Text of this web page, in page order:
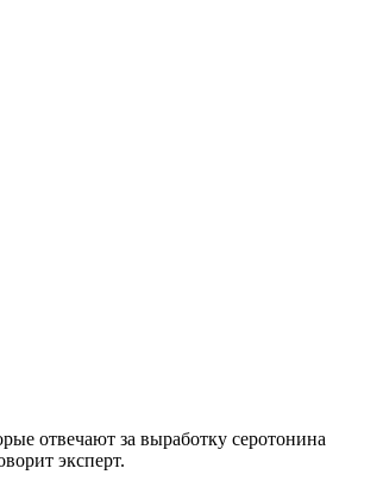
отвечают за выработку серотонина
эксперт.